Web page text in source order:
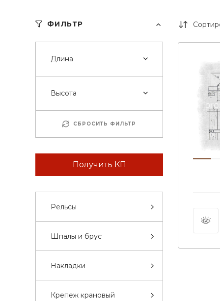
ФИЛЬТР
Длина
Высота
СБРОСИТЬ ФИЛЬТР
Получить КП
Рельсы
Шпалы и брус
Накладки
Крепеж крановый